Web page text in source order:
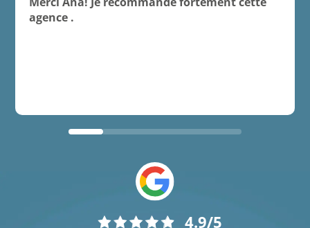
agence .
4.9/5